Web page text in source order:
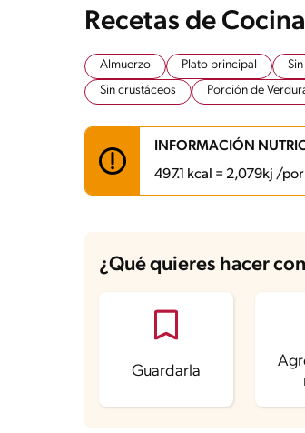
Recetas de
Almuerzo Plato principal
Sin crustáceos
Porción de
INFORMACIÓN
497.1 kcal = 2,079kj /
Energía
497.1 kcal
Grasas 29.4 g
Sodio
¿Qué quieres hacer
Guardarla